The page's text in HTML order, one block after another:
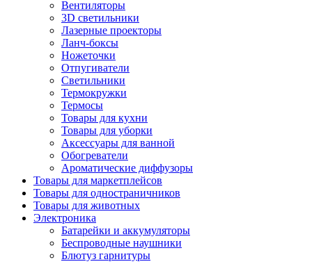
Вентиляторы
3D светильники
Лазерные проекторы
Ланч-боксы
Ножеточки
Отпугиватели
Светильники
Термокружки
Термосы
Товары для кухни
Товары для уборки
Аксессуары для ванной
Обогреватели
Ароматические диффузоры
Товары для маркетплейсов
Товары для одностраничников
Товары для животных
Электроника
Батарейки и аккумуляторы
Беспроводные наушники
Блютуз гарнитуры